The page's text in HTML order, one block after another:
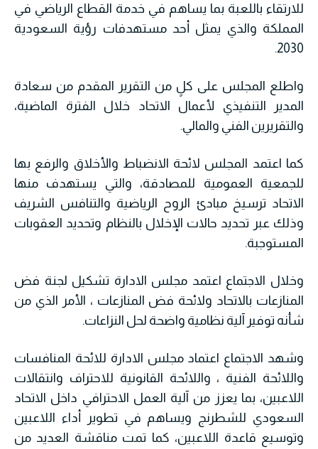
للارتقاء باللعبة بما يساهم في خدمة القطاع الرياضي في
المملكة والذي يمثل أحد مستهدفات رؤية السعودية
2030.
واطلع المجلس على كلٍ من التقرير المقدم من سعادة
المدير التنفيذي لأعمال الاتحاد خلال الفترة الماضية،
والتقريرين الفني والمالي.
كما اعتمد المجلس لائحة الانضباط والأخلاق والرفع بها
للجمعية العمومية للمصادقة، والتي يستهدف منها
الاتحاد ترسيخ مبادئ الروح الرياضية والتنافس الشريف
وذلك عبر تحديد حالات الإخلال بالنظام وتحديد العقوبات
المستوجبة.
وخلال الاجتماع اعتمد مجلس الادارة تشكيل لجنة فض
المنازعات بالاتحاد ولائحة فض المنازعات ، الأمر الذي من
شأنه توفير آلية نظامية واضحة لحل النزاعات.
وشهد الاجتماع اعتماد مجلس الادارة للائحة المنافسات
واللائحة الفنية ، واللائحة القانونية للاحتراف وانتقالات
اللاعبين، بما يعزز من آلية العمل الاحترافي داخل الاتحاد
السعودي للشطرنج ويساهم في تطوير أداء اللاعبين
وتوسيع قاعدة اللاعبين، كما تمت مناقشة العديد من